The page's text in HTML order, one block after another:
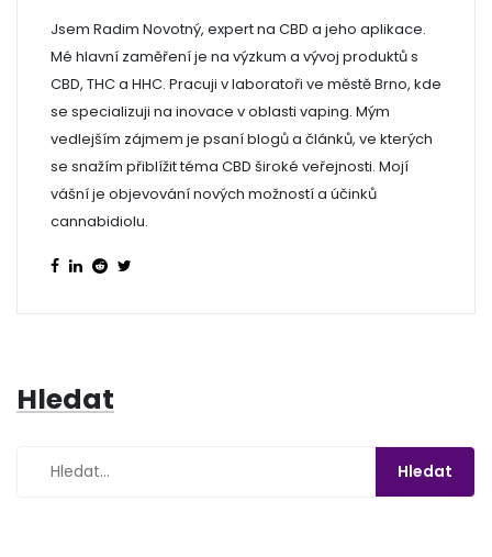
Jsem Radim Novotný, expert na CBD a jeho aplikace.
Mé hlavní zaměření je na výzkum a vývoj produktů s
CBD, THC a HHC. Pracuji v laboratoři ve městě Brno, kde
se specializuji na inovace v oblasti vaping. Mým
vedlejším zájmem je psaní blogů a článků, ve kterých
se snažím přiblížit téma CBD široké veřejnosti. Mojí
vášní je objevování nových možností a účinků
cannabidiolu.
Hledat